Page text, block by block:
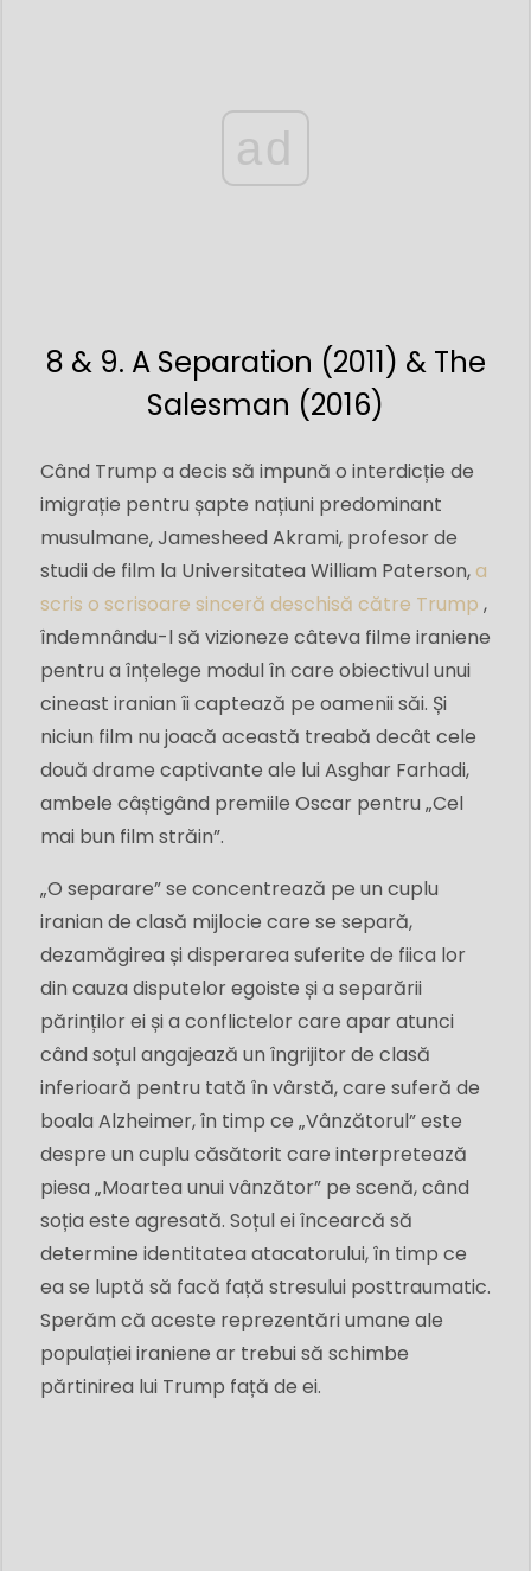
ad
8 & 9. A Separation (2011) & The
Salesman (2016)
Când Trump a decis să impună o interdicție de
imigrație pentru șapte națiuni predominant
musulmane, Jamesheed Akrami, profesor de
studii de film la Universitatea William Paterson,a
scris o scrisoare sinceră deschisă către Trump ,
îndemnându-l să vizioneze câteva filme iraniene
pentru a înțelege modul în care obiectivul unui
cineast iranian îi captează pe oamenii săi. Și
niciun film nu joacă această treabă decât cele
două drame captivante ale lui Asghar Farhadi,
ambele câștigând premiile Oscar pentru „Cel
mai bun film străin”.
„O separare” se concentrează pe un cuplu
iranian de clasă mijlocie care se separă,
dezamăgirea și disperarea suferite de fiica lor
din cauza disputelor egoiste și a separării
părinților ei și a conflictelor care apar atunci
când soțul angajează un îngrijitor de clasă
inferioară pentru tată în vârstă, care suferă de
boala Alzheimer, în timp ce „Vânzătorul” este
despre un cuplu căsătorit care interpretează
piesa „Moartea unui vânzător” pe scenă, când
soția este agresată. Soțul ei încearcă să
determine identitatea atacatorului, în timp ce
ea se luptă să facă față stresului posttraumatic.
Sperăm că aceste reprezentări umane ale
populației iraniene ar trebui să schimbe
părtinirea lui Trump față de ei.